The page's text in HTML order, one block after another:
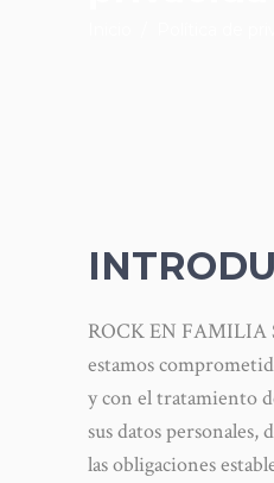
ROCK EN FAMILIA
estamos
y con el tratamiento
sus datos personales,
las obligaciones